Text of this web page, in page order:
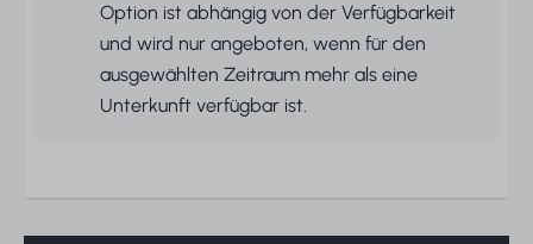
Option ist abhängig von der Verfügbarkeit
und wird nur angeboten, wenn für den
ausgewählten Zeitraum mehr als eine
Unterkunft verfügbar ist.